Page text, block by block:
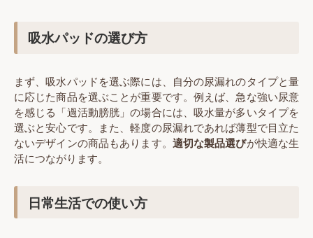
吸水パッドの選び方
まず、吸水パッドを選ぶ際には、自分の尿漏れのタイプと量
に応じた商品を選ぶことが重要です。例えば、急な強い尿意
を感じる「過活動膀胱」の場合には、吸水量が多いタイプを
選ぶと安心です。また、軽度の尿漏れであれば薄型で目立た
ないデザインの商品もあります。 適切な製品選びが快適な生
活につながります。
日常生活での使い方